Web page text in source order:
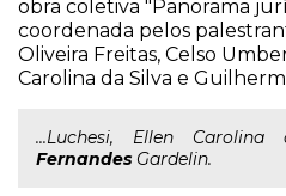
obra coletiva "Panorama
coordenada pelos
Oliveira Freitas, Celso
Carolina da Silva e
...Luchesi, Ellen
Fernandes Gardelin.